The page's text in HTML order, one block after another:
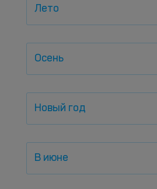
Лето
Осень
Новый год
В июне